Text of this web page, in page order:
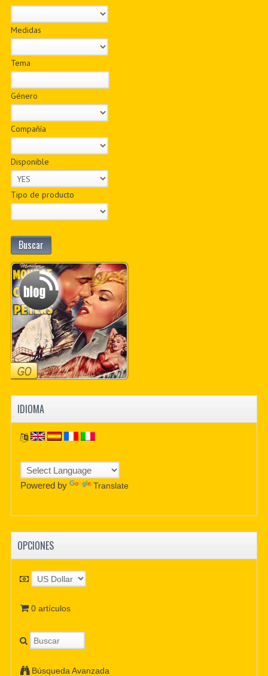
Medidas
Tema
Género
Compañía
Disponible
Tipo de producto
Buscar
IDIOMA
Powered by Translate
OPCIONES
0 artículos
Búsqueda Avanzada